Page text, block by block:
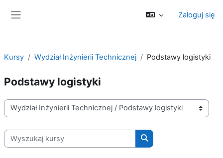
Zaloguj się
Kursy Wydział Inżynierii Technicznej Podstawy logistyki
Podstawy logistyki
Kategorie kursów
Wyszukaj kursy
Wyszukaj kursy